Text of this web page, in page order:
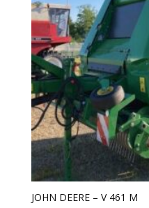
JOHN DEERE – V 461 M